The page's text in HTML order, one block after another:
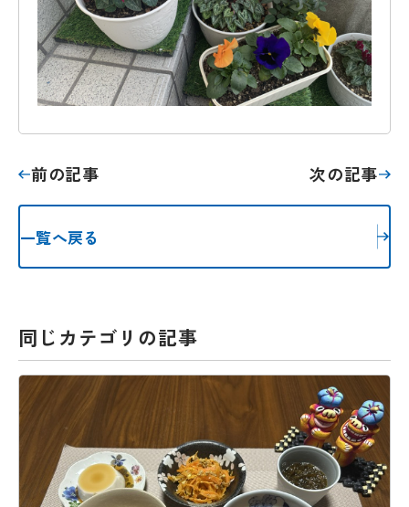
前の記事 次の記事
一覧へ戻る
同じカテゴリの記事